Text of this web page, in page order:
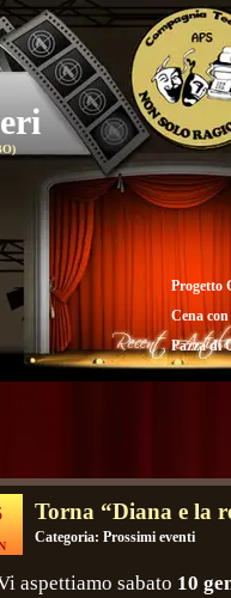
Progetto
Cena
Pazza di
Torna “Diana e la
Categoria: Prossimi eventi
aspettiamo sabato 10